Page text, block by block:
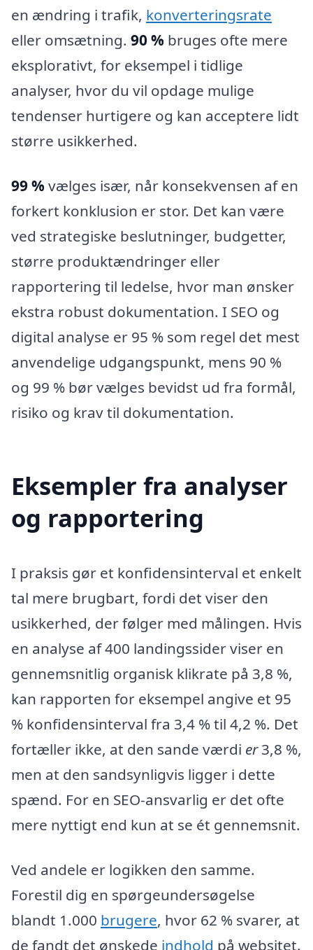
en ændring i trafik, konverteringsrate
eller omsætning. 90 % bruges ofte mere
eksplorativt, for eksempel i tidlige
analyser, hvor du vil opdage mulige
tendenser hurtigere og kan acceptere lidt
større usikkerhed.
99 % vælges især, når konsekvensen af en
forkert konklusion er stor. Det kan være
ved strategiske beslutninger, budgetter,
større produktændringer eller
rapportering til ledelse, hvor man ønsker
ekstra robust dokumentation. I SEO og
digital analyse er 95 % som regel det mest
anvendelige udgangspunkt, mens 90 %
og 99 % bør vælges bevidst ud fra formål,
risiko og krav til dokumentation.
Eksempler fra analyser
og rapportering
I praksis gør et konfidensinterval et enkelt
tal mere brugbart, fordi det viser den
usikkerhed, der følger med målingen. Hvis
en analyse af 400 landingssider viser en
gennemsnitlig organisk klikrate på 3,8 %,
kan rapporten for eksempel angive et 95
% konfidensinterval fra 3,4 % til 4,2 %. Det
fortæller ikke, at den sande værdi er3,8 %,
men at den sandsynligvis ligger i dette
spænd. For en SEO-ansvarlig er det ofte
mere nyttigt end kun at se ét gennemsnit.
Ved andele er logikken den samme.
Forestil dig en spørgeundersøgelse
blandt 1.000 brugere, hvor 62 % svarer, at
de fandt det ønskede indhold på websitet.